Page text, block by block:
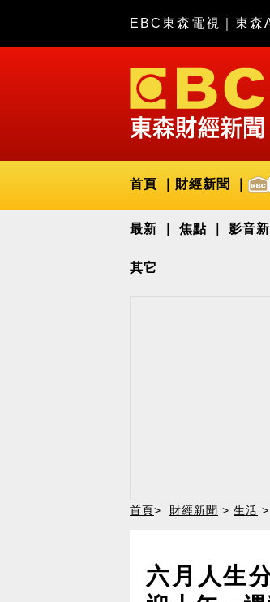
EBC東森電視 東森
首頁 財經新聞
最新 焦點 影音
其它
首頁> 財經新聞 > 生活
六月人生